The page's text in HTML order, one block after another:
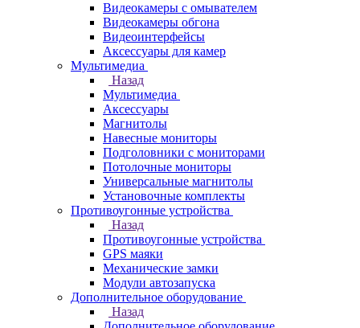
Видеокамеры с омывателем
Видеокамеры обгона
Видеоинтерфейсы
Аксессуары для камер
Мультимедиа
Назад
Мультимедиа
Аксессуары
Магнитолы
Навесные мониторы
Подголовники с мониторами
Потолочные мониторы
Универсальные магнитолы
Установочные комплекты
Противоугонные устройства
Назад
Противоугонные устройства
GPS маяки
Механические замки
Модули автозапуска
Дополнительное оборудование
Назад